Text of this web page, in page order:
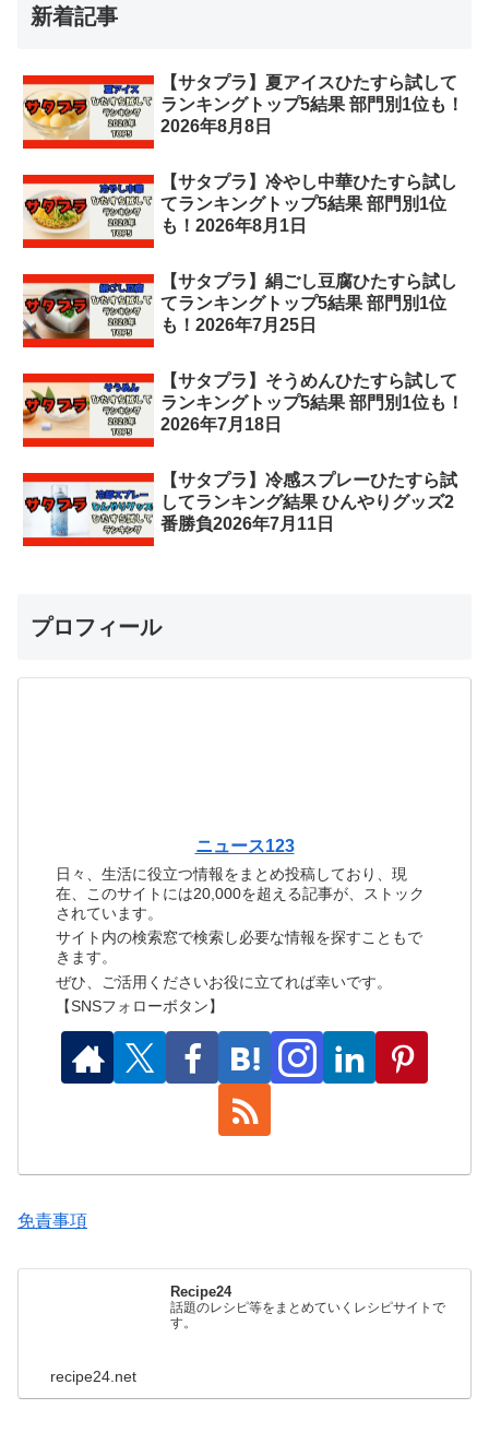
新着記事
【サタプラ】夏アイスひたすら試して
ランキングトップ5結果 部門別1位も！
2026年8月8日
【サタプラ】冷やし中華ひたすら試し
てランキングトップ5結果 部門別1位
も！2026年8月1日
【サタプラ】絹ごし豆腐ひたすら試し
てランキングトップ5結果 部門別1位
も！2026年7月25日
【サタプラ】そうめんひたすら試して
ランキングトップ5結果 部門別1位も！
2026年7月18日
【サタプラ】冷感スプレーひたすら試
してランキング結果 ひんやりグッズ2
番勝負2026年7月11日
プロフィール
ニュース123
日々、生活に役立つ情報をまとめ投稿しており、現
在、このサイトには20,000を超える記事が、ストック
されています。
サイト内の検索窓で検索し必要な情報を探すこともで
きます。
ぜひ、ご活用くださいお役に立てれば幸いです。
【SNSフォローボタン】
免責事項
Recipe24
話題のレシピ等をまとめていくレシピサイトで
す。
recipe24.net